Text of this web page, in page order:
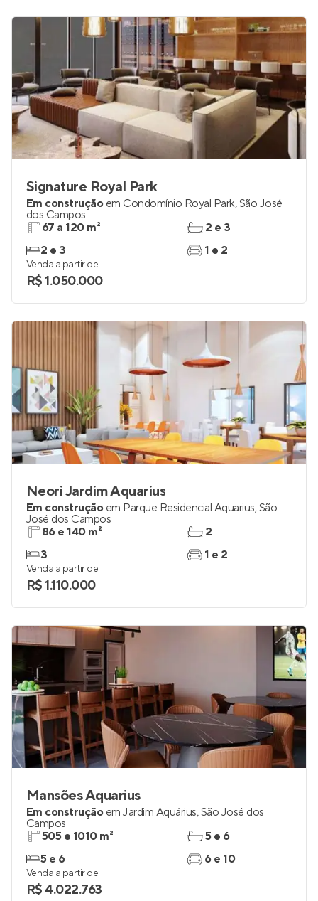
Signature Royal Park
Em construção em Condomínio Royal Park,São José
dos Campos
67 a 120 m²
2 e 3
2 e 3
1 e 2
Venda a partir de
R$ 1.050.000
Neori Jardim Aquarius
Em construção em Parque Residencial Aquarius,São
José dos Campos
86 e 140 m²
3
2
1 e 2
Venda a partir de
R$ 1.110.000
Mansões Aquarius
Em construção em Jardim Aquárius,São José dos
Campos
505 e 1010 m²
5 e 6
5 e 6
6 e 10
Venda a partir de
R$ 4.022.763